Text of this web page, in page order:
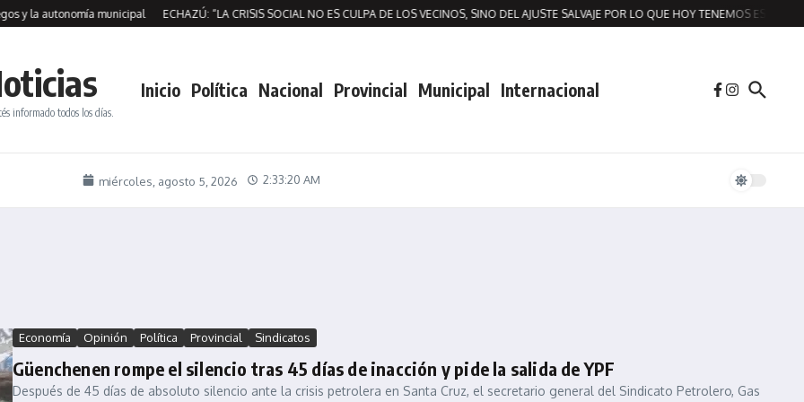
y la autonomía municipal ECHAZÚ: “LA CRISIS SOCIAL NO ES CULPA DE LOS VECINOS, SINO DEL AJUSTE SALVAJE POR LO QUE HOY TENEMOS ESTA
informado todos los días.
Inicio Política Nacional Provincial Municipal Internacional
miércoles, agosto 5, 2026 2:33:21 AM
Economía Opinión Política Provincial Sindicatos
Güenchenen rompe el silencio tras 45 días de inacción y pide la salida de YPF
Después de 45 días de absoluto silencio ante la crisis petrolera en Santa Cruz, el secretario general del Sindicato Petrolero, Gas